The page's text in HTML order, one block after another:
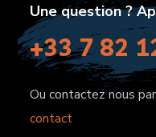
Une question ?
+33 7 82
Ou contactez nous
contact